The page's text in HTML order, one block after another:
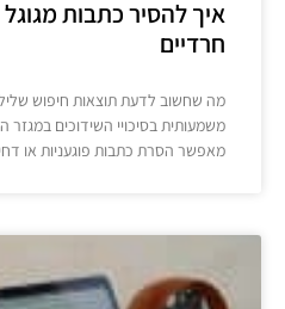
איך להסיר כתבות
חרדיים
מה שחשוב לדעת תוצאות חיפוש
משמעותית בסיכויי השידוכים במגזר
מאפשר הסרת כתבות פוגעניות או